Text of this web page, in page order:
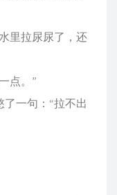
里拉尿尿了，还
点。”
一句：“拉不出